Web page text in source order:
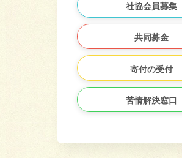
社協会員募集
共同募金
寄付の受付
苦情解決窓口